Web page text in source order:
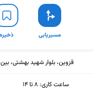
مسیریابی ذخیره
قزوین، بلوار شهید بهشتی،
ساعت کاری: ۸ تا ۱۴